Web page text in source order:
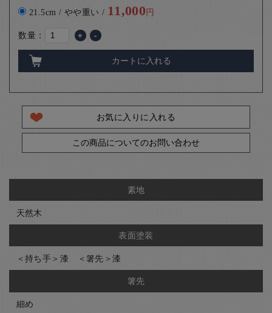
21.5cm / やや重い / 11,000円
数量： + -
カートに入れる
お気に入りに入れる
この商品についてのお問い合わせ
素地
天然木
表面塗装
＜持ち手＞漆 ＜箸先＞漆
箸先
細め